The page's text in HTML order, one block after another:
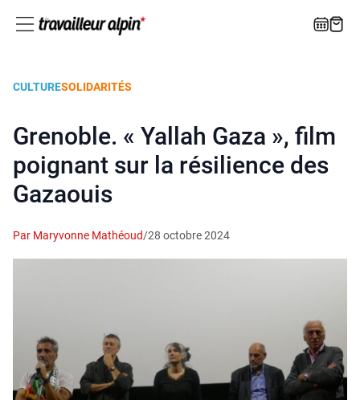
CULTURESOLIDARITÉS
Grenoble. « Yallah Gaza », film
poignant sur la résilience des
Gazaouis
Par Maryvonne Mathéoud/28 octobre 2024